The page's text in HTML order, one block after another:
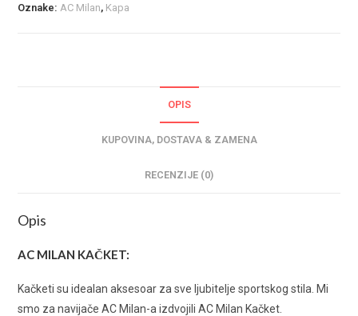
Oznake: AC Milan, Kapa
OPIS
KUPOVINA, DOSTAVA & ZAMENA
RECENZIJE (0)
Opis
AC MILAN KAČKET:
Kačketi su idealan aksesoar za sve ljubitelje sportskog stila. Mi
smo za navijače AC Milan-a izdvojili AC Milan Kačket.